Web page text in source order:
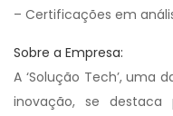
– Certificações em
Sobre a Empresa:
A ‘Solução Tech’, uma
inovação, se